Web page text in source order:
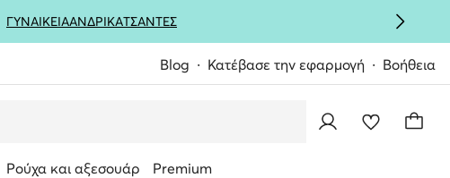
ΓΥΝΑΙΚΕΙΑΑΝΔΡΙΚΑΤΣΑΝΤΕΣ
Blog Κατέβασε την εφαρμογή Βοήθεια
Ρούχα και αξεσουάρ Premium